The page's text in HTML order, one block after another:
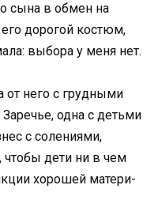
сына в обмен на
дорогой костюм,
выбора у меня нет.
от него с грудными
одна с детьми
с солениями,
чтобы дети ни в чем
хорошей матери-